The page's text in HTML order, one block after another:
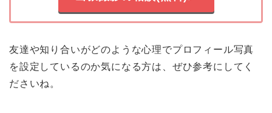
友達や知り合いがどのような心理でプロフィール写真
を設定しているのか気になる方は、ぜひ参考にしてく
ださいね。